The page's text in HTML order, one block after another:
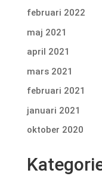
februari 2022
maj 2021
april 2021
mars 2021
februari 2021
januari 2021
oktober 2020